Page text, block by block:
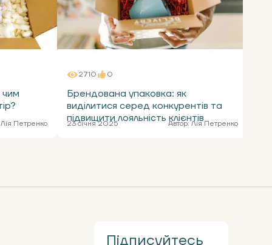
чим
Петренко
2710 0
Брендована упаковка: як
виділитися серед конкурентів та
підвищити лояльність клієнтів
23 січня 2025 Автор:Лія Петренко
Підписуйтесь